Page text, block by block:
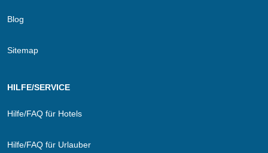
Blog
Sitemap
HILFE/SERVICE
Hilfe/FAQ für Hotels
Hilfe/FAQ für Urlauber